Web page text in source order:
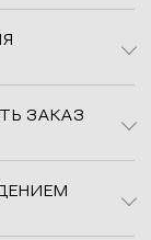
ЗАКАЗ